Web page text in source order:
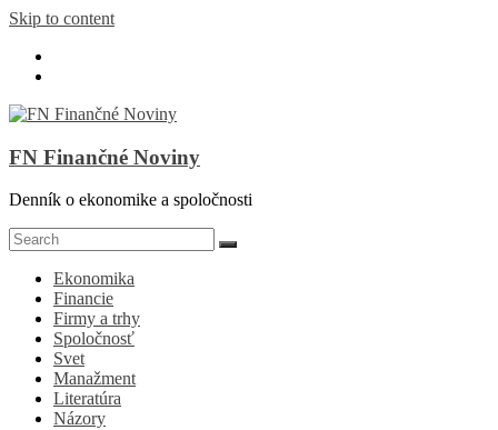
Skip to content
FN Finančné Noviny
Denník o ekonomike a spoločnosti
Ekonomika
Financie
Firmy a trhy
Spoločnosť
Svet
Manažment
Literatúra
Názory